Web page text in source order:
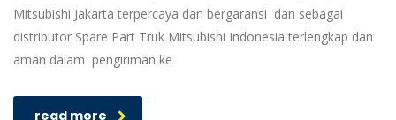
Mitsubishi Jakarta terpercaya dan bergaransi dan sebagai
distributor Spare Part Truk Mitsubishi Indonesia terlengkap dan
aman dalam pengiriman ke
read more